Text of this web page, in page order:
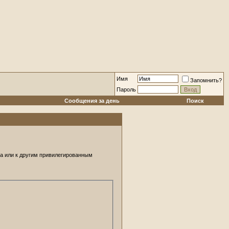
Имя
Запомнить?
Пароль
Сообщения за день Поиск
или к другим привилегированным